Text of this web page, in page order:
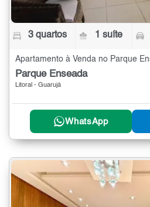
3 quartos 1 suíte
Parque Enseada
Litoral - Guarujá
WhatsApp